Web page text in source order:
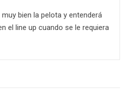
bien la pelota y entenderá
el line up cuando se le requiera